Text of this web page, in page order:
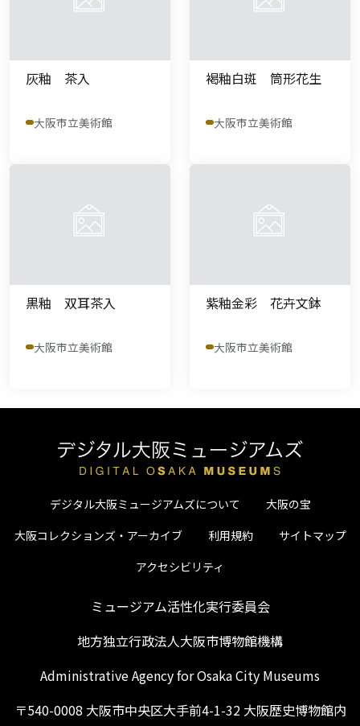
灰釉 茶入
大阪市立美術館
褐釉白斑 筒形花生
大阪市立美術館
黒釉 双耳茶入
大阪市立美術館
紫釉金彩 花卉文鉢
大阪市立美術館
デジタル大阪ミュージアムズについて
大阪の宝
大阪コレクションズ・アーカイブ
利用規約
サイトマップ
アクセシビリティ
ミュージアム活性化実行委員会
地方独立行政法人大阪市博物館機構
Administrative Agency for Osaka City Museums
〒540-0008 大阪市中央区大手前4-1-32 大阪歴史博物館内